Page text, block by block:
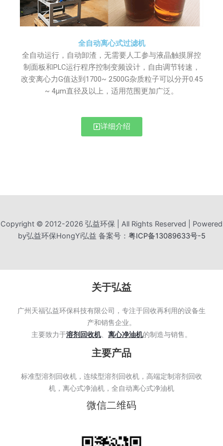
全自动离心式过滤机
全自动运行，自动卸渣，无需要人工参与液晶触摸屏控
制面板和PLC运行程序控制变频设计，自由调节转速，
改变离心力G值达到1700~ 2500G杂质粒子可以分开0.45
~ 4μm直径及以上，适用范围更加广泛。
详细介绍
Copyright © 2012-2026 弘益环保 | All Rights Reserved | Powered
by弘益环保HongYi弘益 备案号： 粤ICP备13089633号-5
关于弘益
广州天福弘益环保科技有限公司，专注于回收再利用的设备生
产和销售企业。
主要致力于溶剂回收机、 离心净油机的制造与销售。
主要产品
标准型溶剂回收机，连续型溶剂回收机，高端定制溶剂回收
机，离心式净油机，全自动离心式净油机
微信二维码